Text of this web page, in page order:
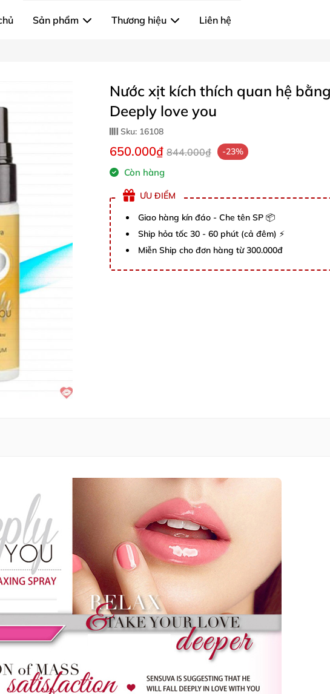
Sản phẩm Thương hiệu Liên hệ
Nước xịt kích thích quan hệ
Deeply love you
Sku: 16108
650.000₫ 844.000₫ -23%
Còn hàng
ƯU ĐIỂM
Giao hàng kín đáo - Che tên SP 📦
Ship hỏa tốc 30 - 60 phút (cả đêm) ⚡
Miễn Ship cho đơn hàng từ 300.000đ